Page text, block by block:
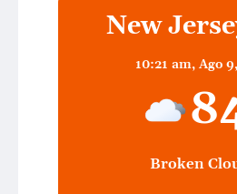
New
10:21 am, Ago
Broken